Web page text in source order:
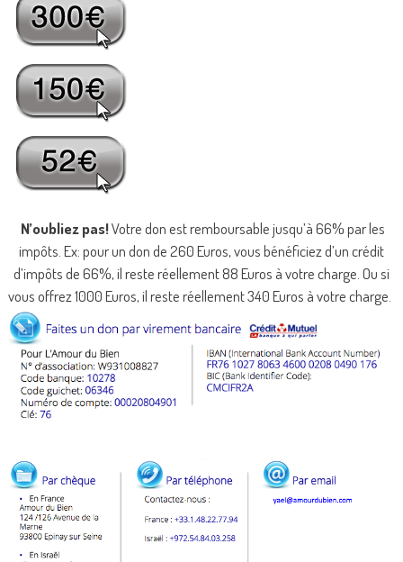
N’oubliez pas!Votre don est remboursable jusqu’à 66% par les
impôts. Ex: pour un don de 260 Euros, vous bénéficiez d’un crédit
d’impôts de 66%, il reste réellement 88 Euros à votre charge. Ou si
vous offrez 1000 Euros, il reste réellement 340 Euros à votre charge.